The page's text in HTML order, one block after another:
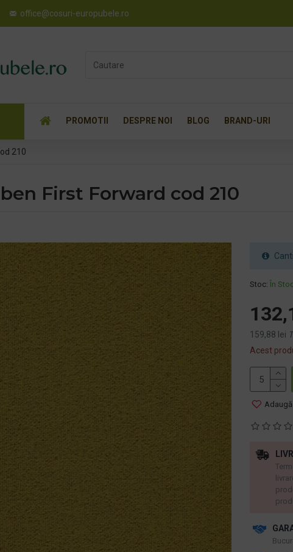
office@cosuri-europubele.ro
PROMOTII DESPRE NOI BLOG BRAND-URI
210
First Forward cod 210
Stoc: În
159,88 lei
Acest